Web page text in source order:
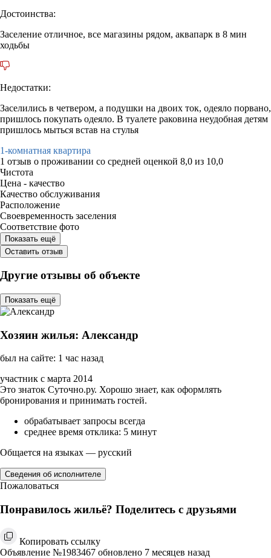
Достоинства:
Заселение отличное, все магазины рядом, аквапарк в 8 мин
ходьбы
Недостатки:
Заселились в четвером, а подушки на двоих ток, одеяло порвано,
пришлось покупать одеяло. В туалете раковина неудобная детям
пришлось мыться встав на стулья
1-комнатная квартира
1 отзыв о проживании со средней оценкой 8,0 из 10,0
Чистота
Цена - качество
Качество обслуживания
Расположение
Своевременность заселения
Соответствие фото
Показать ещё
Оставить отзыв
Другие отзывы об объекте
Показать ещё
Хозяин жилья: Александр
был на сайте: 1 час назад
участник с марта 2014
Это знаток Суточно.ру. Хорошо знает, как оформлять
бронирования и принимать гостей.
обрабатывает запросы всегда
среднее время отклика: 5 минут
Общается на языках — русский
Сведения об исполнителе
Пожаловаться
Понравилось жильё? Поделитесь с друзьями
Копировать ссылку
Объявление №1983467 обновлено 7 месяцев назад